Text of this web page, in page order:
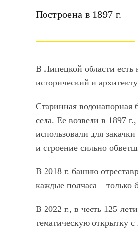
Построена в 1897 г.
В Липецкой области есть
исторический и
Старинная водонапорная
села. Ее возвели в 1897
использовали для
и строение сильно
В 2018 г. башню
каждые полчаса – только
В 2022 г., в честь 125-
тематическую открытку